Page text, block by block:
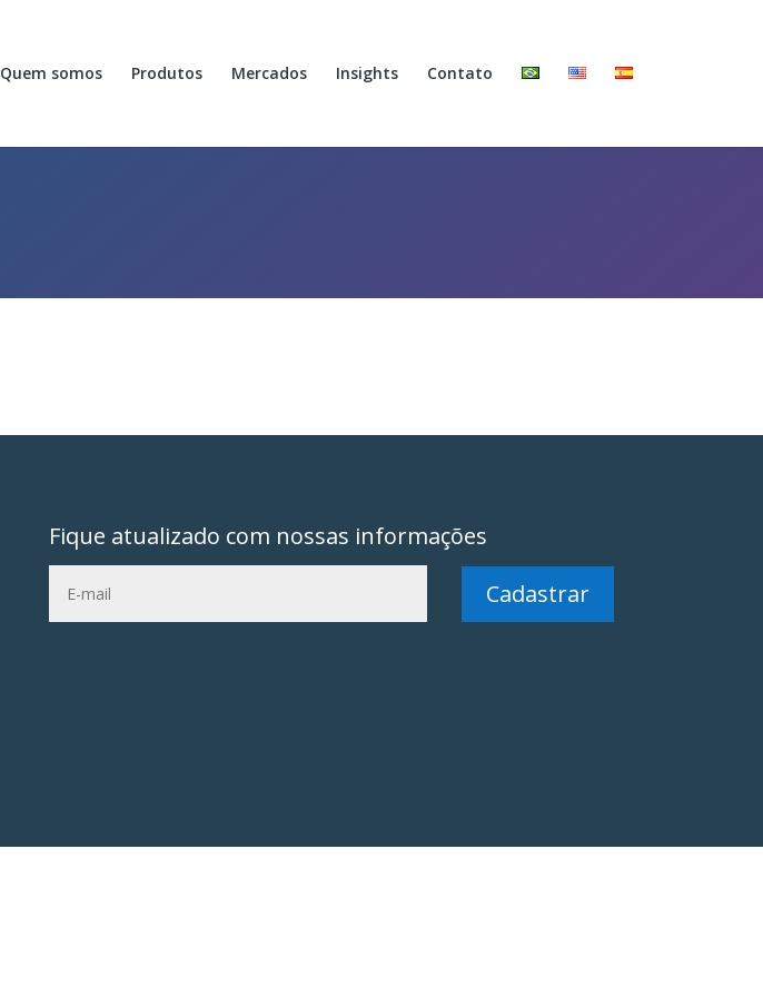
Quem somos Produtos Mercados Insights Contato
Fique atualizado com nossas informações
Cadastrar